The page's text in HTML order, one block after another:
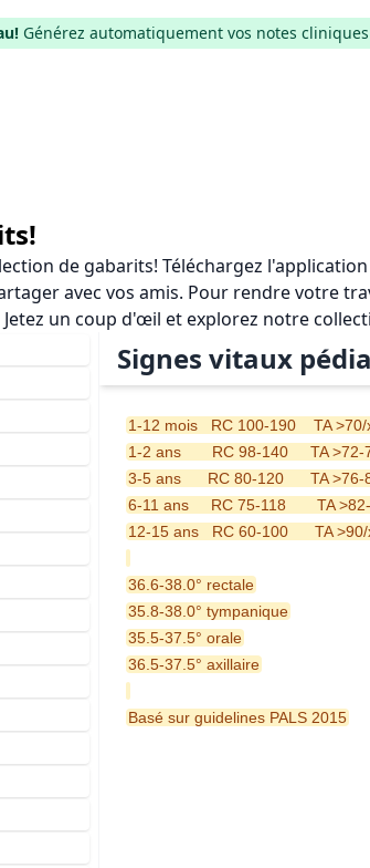
Générez automatiquement vos notes
de gabarits! Téléchargez
avec vos amis. Pour rendre votre
un coup d'œil et explorez notre
Signes vitaux
1-12 mois   RC 100-190    TA
1-2 ans       RC 98-140     TA
3-5 ans      RC 80-120      TA >76-
6-11 ans     RC 75-118       TA
12-15 ans   RC 60-100      TA
36.6-38.0° rectale
35.8-38.0° tympanique
35.5-37.5° orale
36.5-37.5° axillaire
Basé sur guidelines PALS 2015